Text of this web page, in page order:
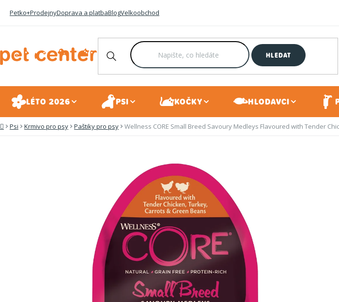
Petko+ProdejnyDoprava a platbaBlogVelkoobchod
HLEDAT
LÉTO 2026 PSI KOČKY HLODAVCI
Domů
Psi Krmivo pro psy Paštiky pro psy Wellness CORE Small Breed Savoury Medleys Flavoured with Tender